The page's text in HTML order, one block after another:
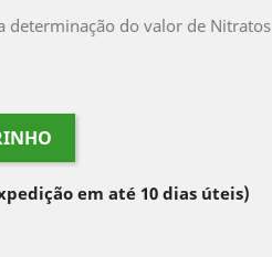
determinação do valor de Nitratos
em até 10 dias úteis)